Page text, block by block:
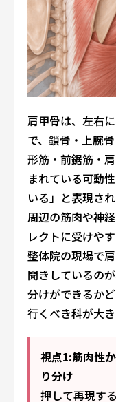
肩甲骨は、左右
で、鎖骨・上腕
形筋・前鋸筋・
まれている可動
いる」と表現さ
周辺の筋肉や神
レクトに受けや
整体院の現場で
聞きしているの
分けができるか
行くべき科が大き
視点1:筋肉性
り分け
押して再現す